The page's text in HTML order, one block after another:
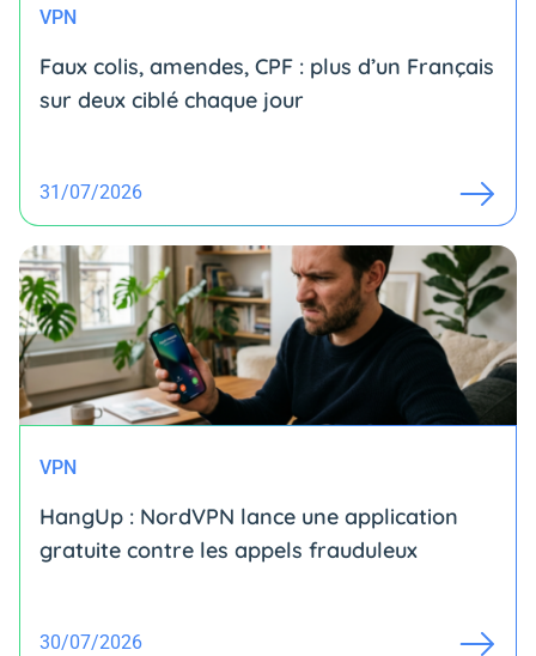
VPN
Faux colis, amendes, CPF : plus d’un Français
sur deux ciblé chaque jour
31/07/2026
VPN
HangUp : NordVPN lance une application
gratuite contre les appels frauduleux
30/07/2026